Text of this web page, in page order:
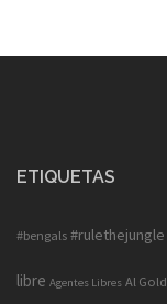
ETIQUETAS
#bengals #rulethejungle
libre Agentes Libres Al